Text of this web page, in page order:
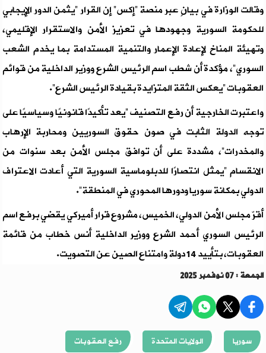
وقالت الوزارة في بيانٍ عبر منصة “إكس” إن القرار “يثمن الدور الإيجابي
للحكومة السورية وجهودها في تعزيز الأمن والاستقرار الإقليمي،
وتهيئة المناخ لإعادة الإعمار والتنمية المستدامة بما يخدم الشعب
السوري”، مؤكدة أن شطب اسم الرئيس الشرع ووزير الداخلية من قوائم
العقوبات “يعكس الثقة المتزايدة بقيادة الرئيس الشرع”.
واعتبرت الخارجية أن رفع التصنيف “يعد تأكيدًا قانونيًا وسياسيًا على
توجه الدولة الثابت في صون حقوق السوريين ومحاربة الإرهاب
والمخدرات”، مشددة على أن توافق مجلس الأمن بعد سنوات من
الانقسام “يمثل انتصارًا للدبلوماسية السورية التي أعادت الاعتراف
الدولي بمكانة سوريا ودورها المحوري في المنطقة”.
أقرّ مجلس الأمن الدولي، الخميس، مشروع قرار أميركي يقضي برفع اسم
الرئيس السوري أحمد الشرع ووزير الداخلية أنس خطاب من قائمة
العقوبات، بتأييد 14 دولة وامتناع الصين عن التصويت.
الجمعة : 07 نوفمبر 2025
سوريا الولايات المتحدة
رفع العقوبات